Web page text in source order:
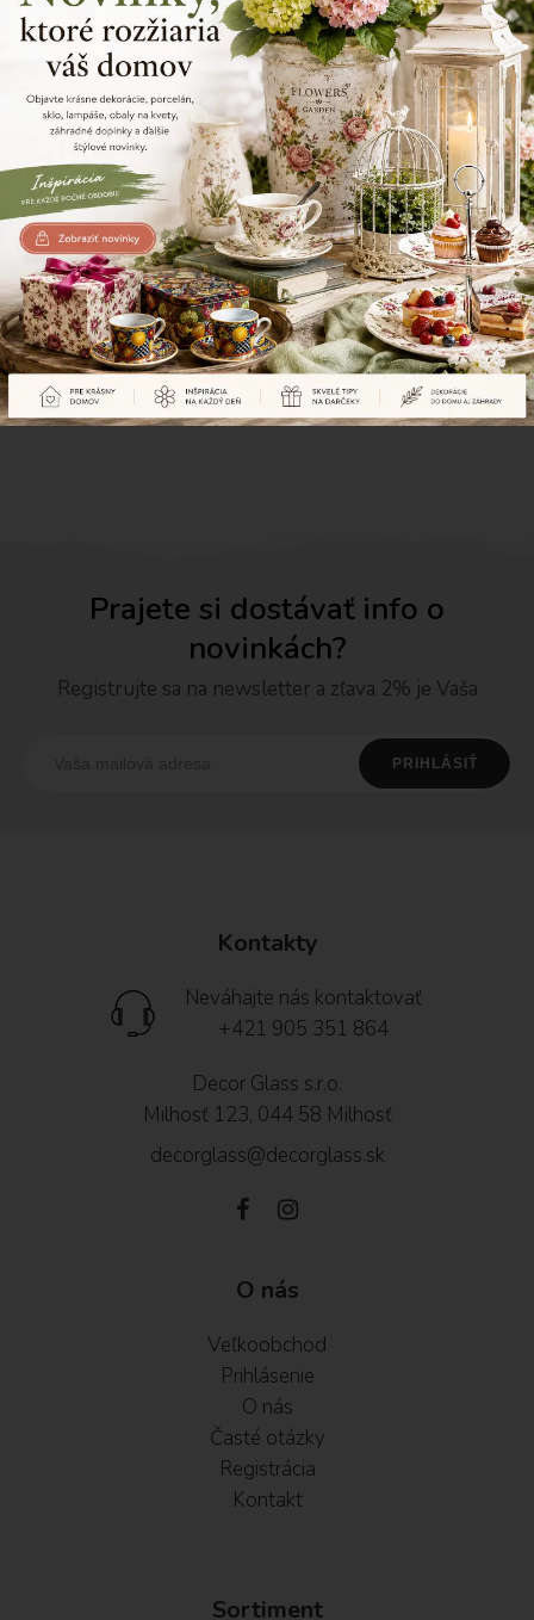
Naposledy prezerané produkty
Dekoračná klietka, kovová s
vtáčikom, biela, 38 cm
10,70 €
Dekoračná klietka, kovová s
vtáčikom, biela, 33 cm
9,60 €
Prajete si dostávať info o
novinkách?
Registrujte sa na newsletter a zľava 2% je Vaša
Kontakty
Neváhajte nás kontaktovať
+421 905 351 864
Decor Glass s.r.o.
Milhosť 123, 044 58 Milhosť
decorglass@decorglass.sk
O nás
Veľkoobchod
Prihlásenie
O nás
Časté otázky
Registrácia
Kontakt
Sortiment